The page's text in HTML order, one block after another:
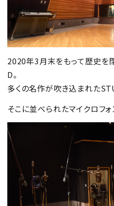
2020年3月末をもって歴史
D。
多くの名作が吹き込まれた
そこに並べられたマイクロフォ